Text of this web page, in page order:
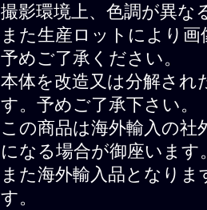
撮影環境上、色調が異な
また生産ロットにより
予めご了承ください。
本体を改造又は分解され
す。予めご了承下さい。
この商品は海外輸入の
になる場合が御座います
また海外輸入品となり
す。